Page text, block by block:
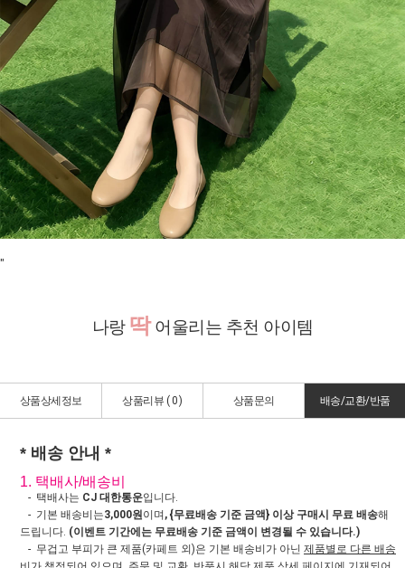
"
나랑 딱어울리는 추천 아이템
상품상세정보 상품리뷰 ( 0) 상품문의 배송/교환/반품
* 배송 안내 *
1. 택배사/배송비
- 택배사는 CJ 대한통운입니다.
- 기본 배송비는3,000원이며 , {무료배송 기준 금액} 이상 구매시 무료 배송해
드립니다. (이벤트 기간에는 무료배송 기준 금액이 변경될 수 있습니다.)
- 무겁고 부피가 큰 제품(카페트 외)은 기본 배송비가 아닌 제품별로 다른 배송